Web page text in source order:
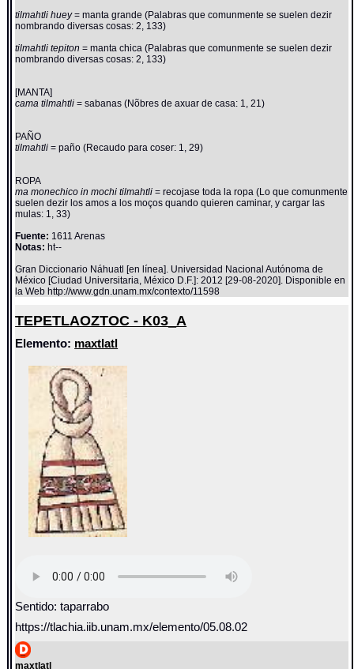
tilmahtli huey= manta grande (Palabras que comunmente se suelen dezir
nombrando diversas cosas: 2, 133)
tilmahtli tepiton= manta chica (Palabras que comunmente se suelen dezir
nombrando diversas cosas: 2, 133)
[MANTA]
cama tilmahtli= sabanas (Nõbres de axuar de casa: 1, 21)
PAÑO
tilmahtli= paño (Recaudo para coser: 1, 29)
ROPA
ma monechico in mochi tilmahtli= recojase toda la ropa (Lo que comunmente
suelen dezir los amos a los moços quando quieren caminar, y cargar las
mulas: 1, 33)
Fuente: 1611 Arenas
Notas: ht--
Gran Diccionario Náhuatl [en línea]. Universidad Nacional Autónoma de
México [Ciudad Universitaria, México D.F.]: 2012 [29-08-2020]. Disponible en
la Web http://www.gdn.unam.mx/contexto/11598
TEPETLAOZTOC - K03_A
Elemento: maxtlatl
Sentido: taparrabo
https://tlachia.iib.unam.mx/elemento/05.08.02
maxtlatl